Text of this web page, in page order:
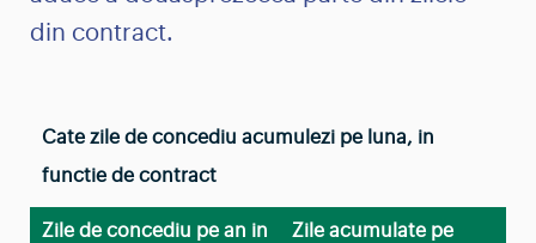
din contract.
Cate zile de concediu acumulezi pe luna, in
functie de contract
Zile de concediu pe an in
Zile acumulate pe